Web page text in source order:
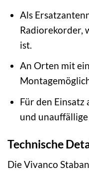
Als
Radiorekorder,
ist.
An Orten mit
Für den Einsatz
und
Technische
Die Vivanco